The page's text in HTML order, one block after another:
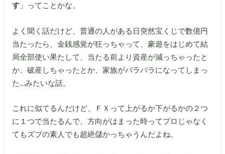
す」ってことかな。
よく聞く話だけど、普通の人がある日突然宝くじで数億円
当たったら、金銭感覚が狂っちゃって、豪遊をはじめて結
局全部使い果たして、当たる前より資産が減っちゃったと
か、破産しちゃったとか、家族がバラバラになってしまっ
た…みたいな話。
これに似てるんだけど、ＦＸって上がるか下がるかの２つ
に１つで当たるんで、方向がはまった時ってプロじゃなく
てもズブの素人でも超絶儲かっちゃうんだよね。